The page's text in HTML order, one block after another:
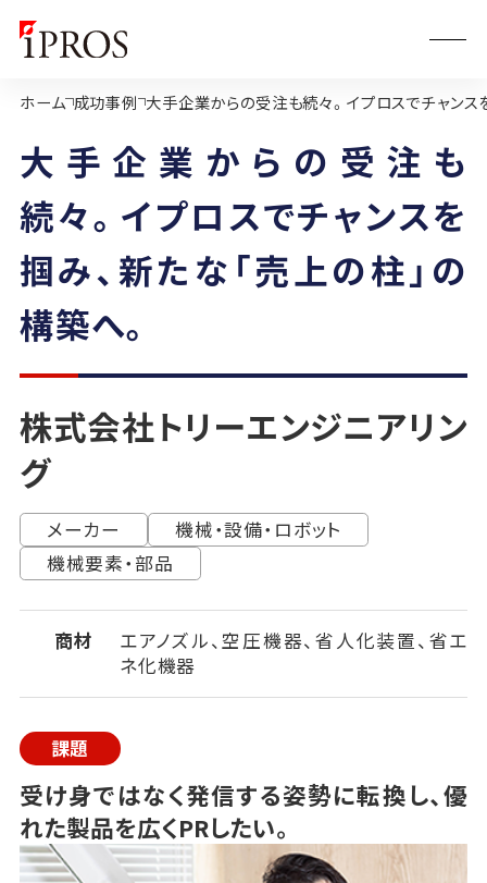
ホーム 成功事例 大手企業からの受注も続々。イプロスでチャンス
大手企業からの受注も
続々。イプロスでチャンスを
掴み、新たな「売上の柱」の
構築へ。
株式会社トリーエンジニアリン
グ
メーカー
機械・設備・ロボット
機械要素・部品
商材
エアノズル、空圧機器、省人化装置、省エ
ネ化機器
課題
受け身ではなく発信する姿勢に転換し、優
れた製品を広くPRしたい。